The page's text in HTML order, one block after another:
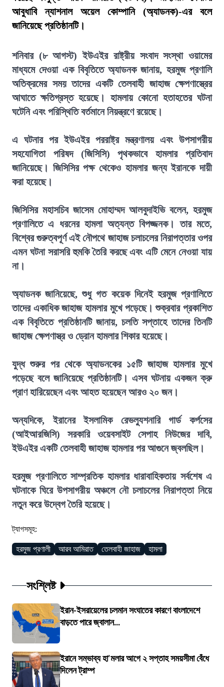
আবুধাবি ন্যাশনাল অয়েল কোম্পানি (অ্যাডনক)-এর বলে
জানিয়েছে প্রতিষ্ঠানটি।
শনিবার (৮ আগস্ট) ইউএইর রাষ্ট্রীয় সংবাদ সংস্থা ওয়ামের
মাধ্যমে দেওয়া এক বিবৃতিতে অ্যাডনক জানায়, হরমুজ প্রণালি
অতিক্রমের সময় তাদের একটি তেলবাহী জাহাজ ক্ষেপণাস্ত্রের
আঘাতে ক্ষতিগ্রস্ত হয়েছে। হামলায় কোনো হতাহতের ঘটনা
ঘটেনি এবং পরিস্থিতি বর্তমানে নিয়ন্ত্রণে রয়েছে।
এ ঘটনার পর ইউএইর পররাষ্ট্র মন্ত্রণালয় এবং উপসাগরীয়
সহযোগিতা পরিষদ (জিসিসি) পৃথকভাবে হামলার প্রতিবাদ
জানিয়েছে। জিসিসির পক্ষ থেকেও হামলার জন্য ইরানকে দায়ী
করা হয়েছে।
জিসিসির মহাসচিব জাসেম মোহাম্মদ আলবুদাইভি বলেন, হরমুজ
প্রণালিতে এ ধরনের হামলা অত্যন্ত বিপজ্জনক। তার মতে,
বিশ্বের গুরুত্বপূর্ণ এই নৌপথে জাহাজ চলাচলের নিরাপত্তার ওপর
এমন ঘটনা সরাসরি হুমকি তৈরি করছে এবং এটি মেনে নেওয়া যায়
না।
অ্যাডনক জানিয়েছে, শুধু গত কয়েক দিনেই হরমুজ প্রণালিতে
তাদের একাধিক জাহাজ হামলার মুখে পড়েছে। শুক্রবার প্রকাশিত
এক বিবৃতিতে প্রতিষ্ঠানটি জানায়, চলতি সপ্তাহে তাদের তিনটি
জাহাজ ক্ষেপণাস্ত্র ও ড্রোন হামলার শিকার হয়েছে।
যুদ্ধ শুরুর পর থেকে অ্যাডনকের ১৫টি জাহাজ হামলার মুখে
পড়েছে বলে জানিয়েছে প্রতিষ্ঠানটি। এসব ঘটনায় একজন ক্রু
প্রাণ হারিয়েছেন এবং আহত হয়েছেন আরও ২০ জন।
অন্যদিকে, ইরানের ইসলামিক রেভল্যুশনারি গার্ড কর্পসের
(আইআরজিসি) সরকারি ওয়েবসাইট সেপাহ নিউজের দাবি,
ইউএইর একটি তেলবাহী জাহাজ হামলার পর আগুনে জ্বলছিল।
হরমুজ প্রণালিতে সাম্প্রতিক হামলার ধারাবাহিকতায় সর্বশেষ এ
ঘটনাকে ঘিরে উপসাগরীয় অঞ্চলে নৌ চলাচলের নিরাপত্তা নিয়ে
নতুন করে উদ্বেগ তৈরি হয়েছে।
ট্যাগসমূহ:
হরমুজ প্রণালী আরব আমিরাত তেলবাহী জাহাজ হামলা
সংশ্লিষ্ট
ইরান-ইসরায়েলের চলমান সংঘাতের কারণে বাংলাদেশে
বাড়তে পারে জ্বালান...
ইরানে সম্ভাব্য হা'মলার আগে ২ সপ্তাহ সময়সীমা বেঁধে
দিলেন ট্রাম্প